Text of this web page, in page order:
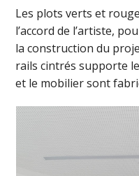
Les plots verts et
l’accord de l’artiste,
la construction du
rails cintrés supporte
et le mobilier sont